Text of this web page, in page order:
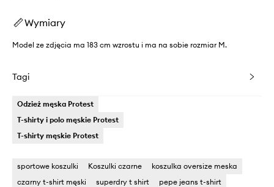
Wymiary
Model ze zdjęcia ma 183 cm wzrostu i ma na sobie rozmiar M.
Tagi
Odzież męska Protest
T-shirty i polo męskie Protest
T-shirty męskie Protest
sportowe koszulki Koszulki czarne
koszulka oversize meska
czarny t-shirt męski
superdry t shirt
pepe jeans t-shirt